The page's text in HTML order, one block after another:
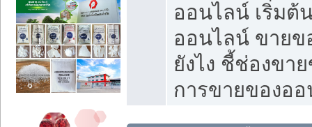
ออนไลน์ เริ่มต้
ออนไลน์ ขายข
ยังไง ชี้ช่องขา
การขายของอ